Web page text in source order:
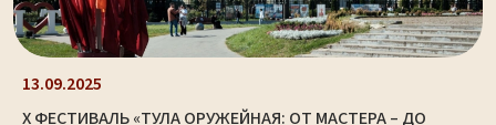
13.09.2025
X ФЕСТИВАЛЬ «ТУЛА ОРУЖЕЙНАЯ: ОТ МАСТЕРА – ДО